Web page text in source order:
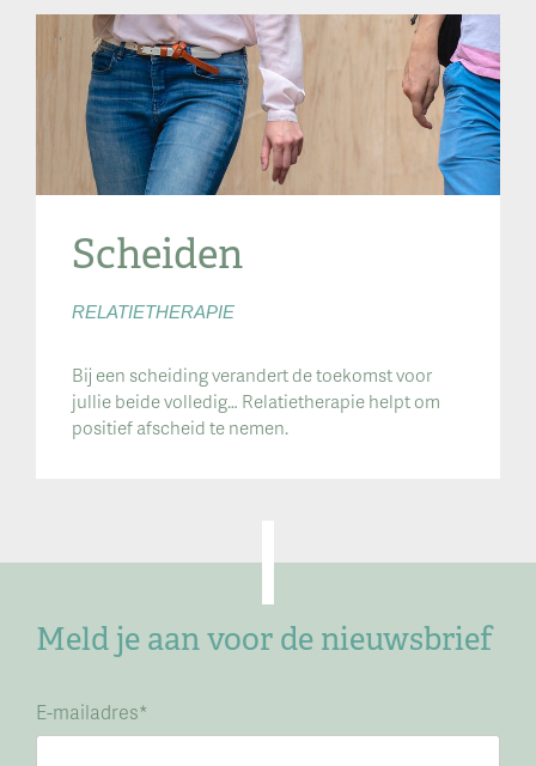
Scheiden
RELATIETHERAPIE
Bij een scheiding verandert de toekomst voor
jullie beide volledig… Relatietherapie helpt om
positief afscheid te nemen.
Meld je aan voor de nieuwsbrief
E-mailadres*